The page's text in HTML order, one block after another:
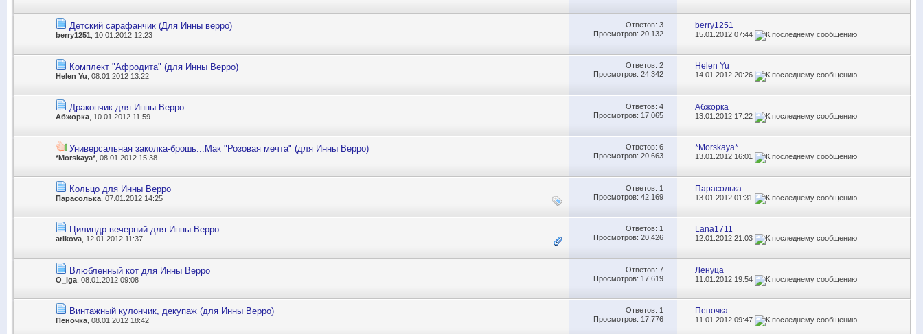
Детский сарафанчик (Для Инны верро)
berry1251 , 10.01.2012 12:23
Ответов: 3
Просмотров: 20,132
berry1251
15.01.201207:44
Комплект "Афродита" (для Инны Верро)
Helen Yu , 08.01.2012 13:22
Ответов: 2
Просмотров: 24,342
Helen Yu
14.01.201220:26
Дракончик для Инны Верро
Абжорка , 10.01.2012 11:59
Ответов: 4
Просмотров: 17,065
Абжорка
13.01.2012 17:22
Универсальная заколка-брошь...Мак "Розовая мечта" (для Инны Верро)
*Morskaya* , 08.01.2012 15:38
Ответов: 6
Просмотров: 20,663
*Morskaya*
13.01.2012 16:01
Кольцо для Инны Верро
Парасолька , 07.01.2012 14:25
Ответов: 1
Просмотров: 42,169
Парасолька
13.01.201201:31
Цилиндр вечерний для Инны Верро
arikova, 12.01.2012 11:37
Ответов: 1
Просмотров: 20,426
Lana1711
12.01.201221:03
Влюбленный кот для Инны Верро
O_lga , 08.01.2012 09:08
Ответов: 7
Просмотров: 17,619
Ленуца
11.01.2012 19:54
Винтажный кулончик, декупаж (для Инны Верро)
Пеночка, 08.01.2012 18:42
Ответов: 1
Просмотров: 17,776
Пеночка
11.01.201209:47